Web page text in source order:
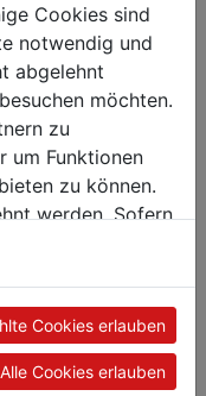
Cookies sind
notwendig und
abgelehnt
möchten.
zu
um Funktionen
zu können.
werden. Sofern
geben Sie
Cookies erlauben
Alle Cookies erlauben